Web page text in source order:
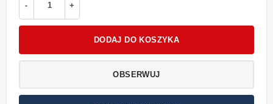
- +
DODAJ DO KOSZYKA
OBSERWUJ